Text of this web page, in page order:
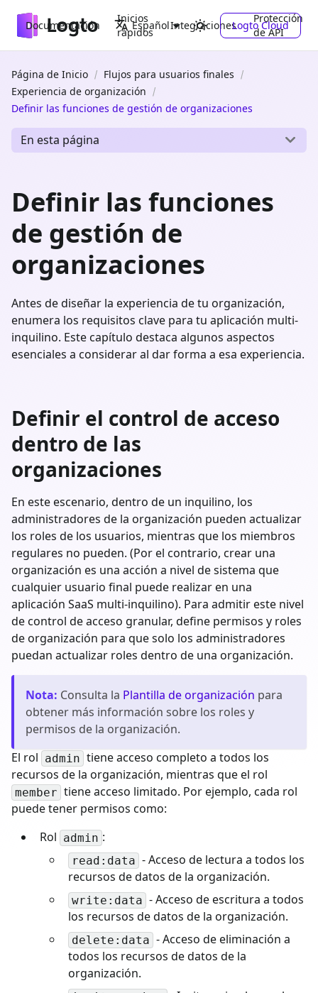
Documentación
Inicios
rápidos
Integraciones
Protección
de API
Español Logto Cloud
Página de Inicio
Flujos para usuarios finales
Experiencia de organización
Definir las funciones de gestión de organizaciones
En esta página
Definir las funciones
de gestión de
organizaciones
Antes de diseñar la experiencia de tu organización,
enumera los requisitos clave para tu aplicación multi-
inquilino. Este capítulo destaca algunos aspectos
esenciales a considerar al dar forma a esa experiencia.
Definir el control de acceso
dentro de las
organizaciones
En este escenario, dentro de un inquilino, los
administradores de la organización pueden actualizar
los roles de los usuarios, mientras que los miembros
regulares no pueden. (Por el contrario, crear una
organización es una acción a nivel de sistema que
cualquier usuario final puede realizar en una
aplicación SaaS multi-inquilino). Para admitir este nivel
de control de acceso granular, define permisos y roles
de organización para que solo los administradores
puedan actualizar roles dentro de una organización.
Nota: Consulta la Plantilla de organización para
obtener más información sobre los roles y
permisos de la organización.
El rol admin tiene acceso completo a todos los
recursos de la organización, mientras que el rol
member tiene acceso limitado. Por ejemplo, cada rol
puede tener permisos como:
Rol admin :
read:data - Acceso de lectura a todos los
recursos de datos de la organización.
write:data - Acceso de escritura a todos
los recursos de datos de la organización.
delete:data - Acceso de eliminación a
todos los recursos de datos de la
organización.